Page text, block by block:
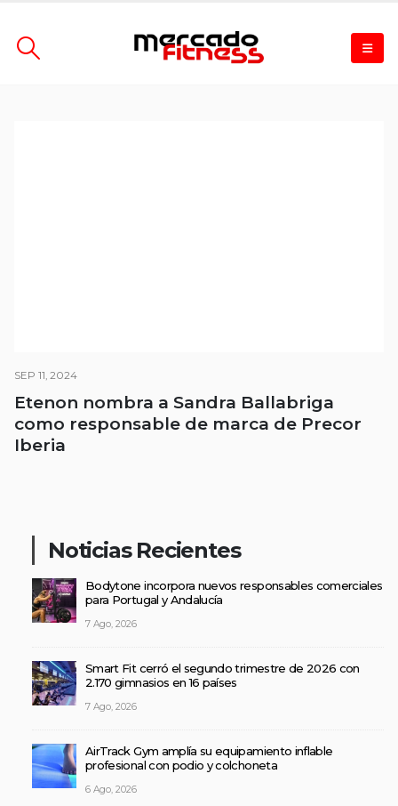
SEP 11, 2024
Etenon nombra a Sandra Ballabriga
como responsable de marca de Precor
Iberia
Noticias Recientes
Bodytone incorpora nuevos responsables comerciales
para Portugal y Andalucía
7 Ago, 2026
Smart Fit cerró el segundo trimestre de 2026 con
2.170 gimnasios en 16 países
7 Ago, 2026
AirTrack Gym amplía su equipamiento inflable
profesional con podio y colchoneta
6 Ago, 2026